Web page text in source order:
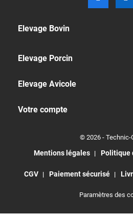
Elevage Bovin
Elevage Porcin
Elevage Avicole
Votre compte
© 2026 - Technic-
Mentions légales Politique
CGV Paiement sécurisé
Paramètres des